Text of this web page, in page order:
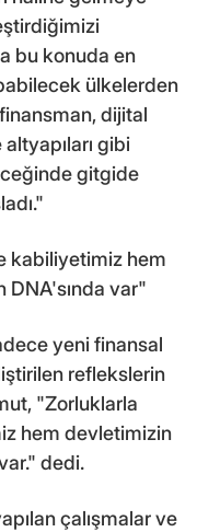
bu konuda en
ülkelerden
dijital
gibi
gitgide
kabiliyetimiz hem
var"
yeni finansal
reflekslerin
"Zorluklarla
hem devletimizin
dedi.
çalışmalar ve